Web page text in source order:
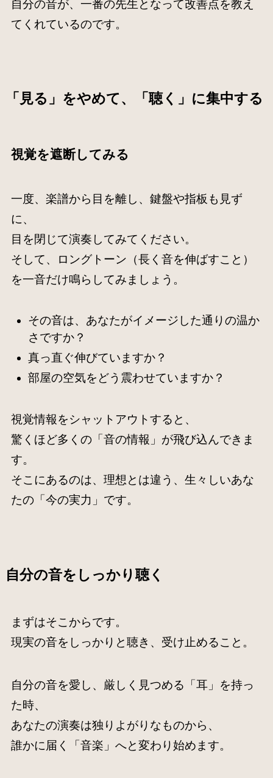
自分の音が、一番の先生となって改善点を教え
てくれているのです。
「見る」をやめて、「聴く」に集中する
視覚を遮断してみる
一度、楽譜から目を離し、鍵盤や指板も見ず
に、
目を閉じて演奏してみてください。
そして、ロングトーン（長く音を伸ばすこと）
を一音だけ鳴らしてみましょう。
その音は、あなたがイメージした通りの温か
さですか？
真っ直ぐ伸びていますか？
部屋の空気をどう震わせていますか？
視覚情報をシャットアウトすると、
驚くほど多くの「音の情報」が飛び込んできま
す。
そこにあるのは、理想とは違う、生々しいあな
たの「今の実力」です。
自分の音をしっかり聴く
まずはそこからです。
現実の音をしっかりと聴き、受け止めること。
自分の音を愛し、厳しく見つめる「耳」を持っ
た時、
あなたの演奏は独りよがりなものから、
誰かに届く「音楽」へと変わり始めます。